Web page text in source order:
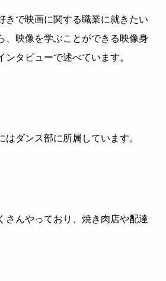
きで映画に関する職業に就きたい
、映像を学ぶことができる映像身
タビューで述べています。
はダンス部に所属しています。
さんやっており、焼き肉店や配達